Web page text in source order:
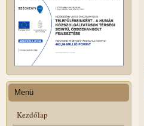
Menü
Kezdőlap